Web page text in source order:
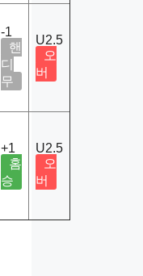
-1
핸
디
무
U2.5
오
버
+1
홈
승
U2.5
오
버